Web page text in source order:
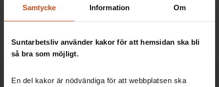
Samtycke Information Om
Suntarbetsliv använder kakor för att hemsidan ska bli
så bra som möjligt.
En del kakor är nödvändiga för att webbplatsen ska
Artiklar: Forskning